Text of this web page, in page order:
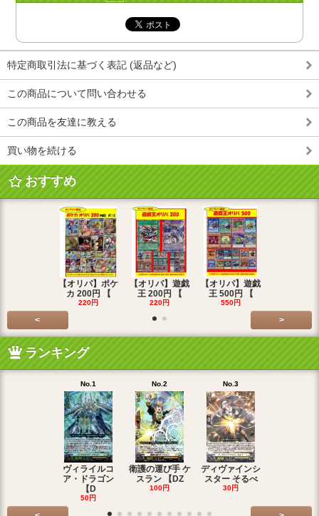
特定商取引法に基づく表記 (返品など)
この商品について問い合わせる
この商品を友達に教える
買い物を続ける
おすすめ
【オリパ】ポケ
カ 200円 【
220円
【オリパ】遊戯
王 200円 【
220円
【オリパ】遊戯
王 500円 【
550円
< >
ランキング
No.1
ヴィライルコ
ア・ドラゴン
【D
50円
No.2
衛護の運び手 ケ
スラン 【DZ
100円
No.3
ディヴァインシ
スター そるべ
30円